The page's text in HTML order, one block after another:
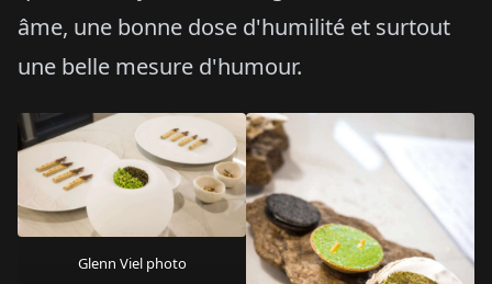
âme, une bonne dose d'humilité et surtout
une belle mesure d'humour.
Glenn Viel photo